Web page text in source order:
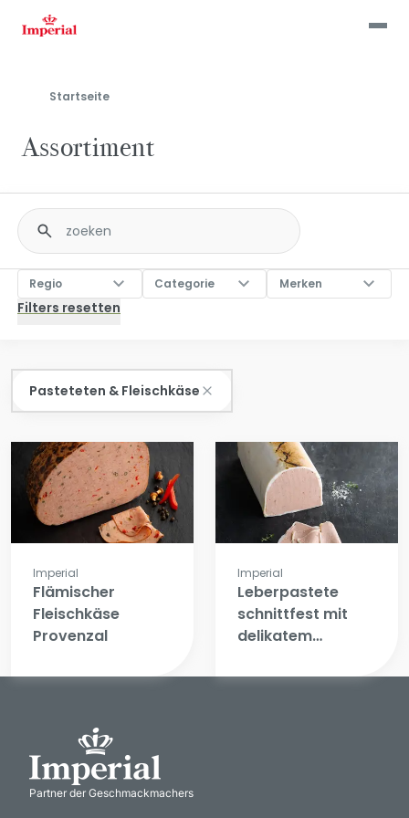
Startseite
Assortiment
Regio
Regio Categorie
Categorie Merken
Merken
Fulltext
search
Pasteteten & Fleischkäse
Imperial
Flämischer
Fleischkäse
Provenzal
Imperial
Leberpastete
schnittfest mit
delikatem
Partner der Geschmackmachers